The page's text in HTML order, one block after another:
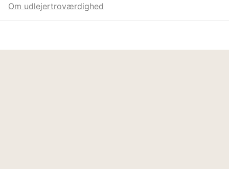
Om udlejertroværdighed